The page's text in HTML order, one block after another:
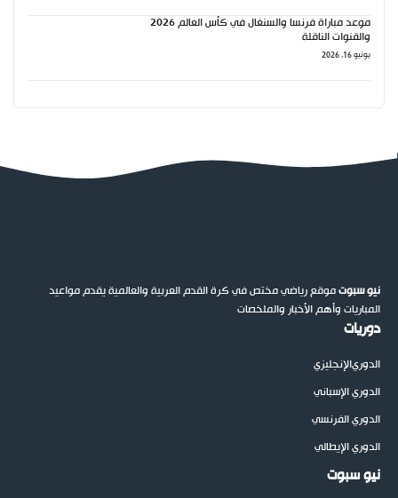
موعد مباراة فرنسا والسنغال في كأس العالم 2026
والقنوات الناقلة
يونيو 16, 2026
نيو سبوتموقع رياضي مختص في كرة القدم العربية والعالمية يقدم مواعيد
المباريات وأهم الأخبار والملخصات
دوريات
الدوريالإنجليزي
الدوري الإسباني
الدوري الفرنسي
الدوري الإيطالي
نيو سبوت